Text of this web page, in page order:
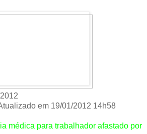
em 19/01/2012 14h58
médica para trabalhador afastado por